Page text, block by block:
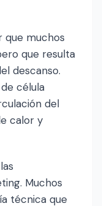
que muchos
que resulta
descanso.
célula
del
calor y
Muchos
técnica que